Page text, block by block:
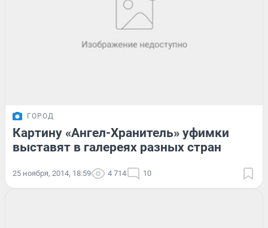
ГОРОД
Картину «Ангел-Хранитель» уфимки
выставят в галереях разных стран
25 ноября, 2014, 18:59 4 714 10